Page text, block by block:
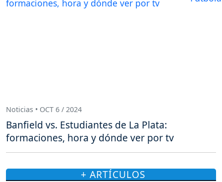
Noticias • OCT 6 / 2024
Banfield vs. Estudiantes de La Plata:
formaciones, hora y dónde ver por tv
+ ARTÍCULOS